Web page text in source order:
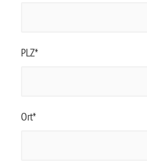
PLZ*
Ort*